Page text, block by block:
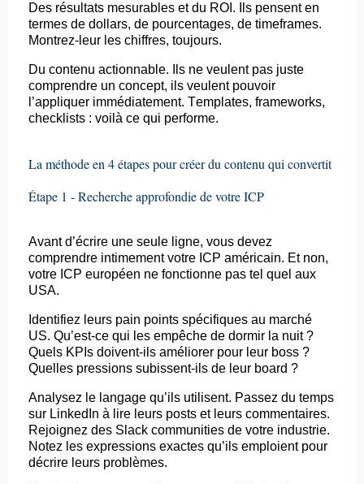
Des résultats mesurables et du ROI. Ils pensent en
termes de dollars, de pourcentages, de timeframes.
Montrez-leur les chiffres, toujours.
Du contenu actionnable. Ils ne veulent pas juste
comprendre un concept, ils veulent pouvoir
l’appliquer immédiatement. Templates, frameworks,
checklists : voilà ce qui performe.
La méthode en 4 étapes pour créer du contenu qui convertit
Étape 1 - Recherche approfondie de votre ICP
Avant d’écrire une seule ligne, vous devez
comprendre intimement votre ICP américain. Et non,
votre ICP européen ne fonctionne pas tel quel aux
USA.
Identifiez leurs pain points spécifiques au marché
US. Qu’est-ce qui les empêche de dormir la nuit ?
Quels KPIs doivent-ils améliorer pour leur boss ?
Quelles pressions subissent-ils de leur board ?
Analysez le langage qu’ils utilisent. Passez du temps
sur LinkedIn à lire leurs postset leurs commentaires.
Rejoignez des Slack communitiesde votre industrie.
Notez les expressions exactes qu’ils emploient pour
décrire leurs problèmes.